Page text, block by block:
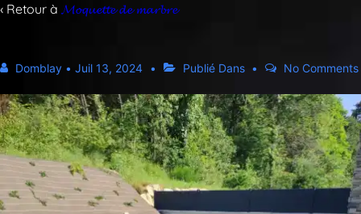
‹ Retour à 𝓜𝓸𝓺𝓾𝓮𝓽𝓽𝓮 𝓭𝓮 𝓶𝓪𝓻𝓫𝓻𝓮
Domblay • Juil 13, 2024 Publié Dans No Comments